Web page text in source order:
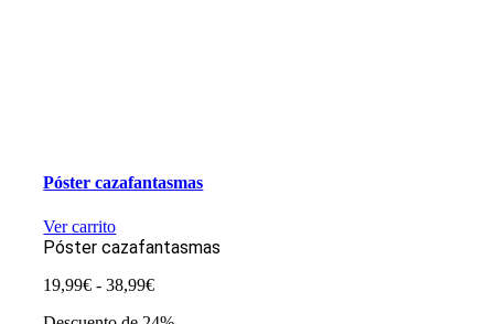
Póster cazafantasmas
Ver carrito
Póster cazafantasmas
19,99€ - 38,99€Rango